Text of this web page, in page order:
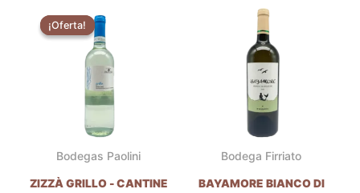
¡Oferta!
Bodegas Paolini
¡Oferta!
ZIZZÀ GRILLO - CANTINE
precio
original
era:
€4,49.
Bodega Firriato
BAYAMORE BIANCO DI